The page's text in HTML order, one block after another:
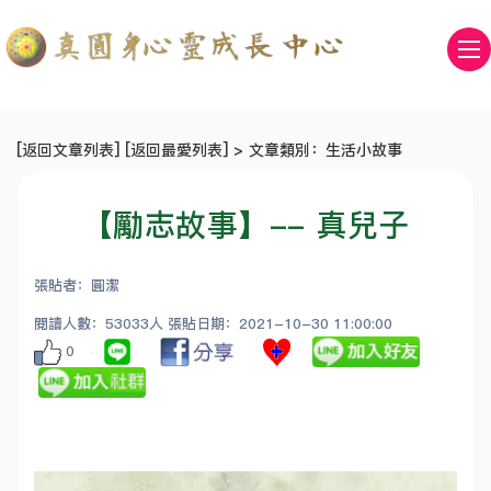
[返回文章列表] [返回最愛列表] > 文章類別：生活小故事
【勵志故事】-- 真兒子
張貼者：圓潔
閱讀人數：53033人 張貼日期：2021-10-30 11:00:00
0